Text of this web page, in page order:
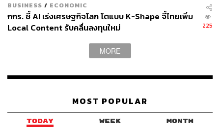
BUSINESS / ECONOMIC
กกร. ชี้ AI เร่งเศรษฐกิจโลก โตแบบ K-Shape จี้ไทยเพิ่ม
Local Content รับคลื่นลงทุนใหม่
225
MORE
MOST POPULAR
TODAY WEEK MONTH